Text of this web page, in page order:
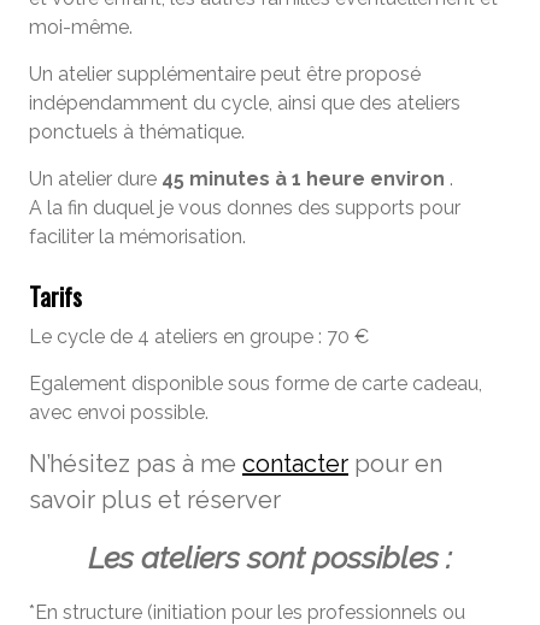
moi-même.
Un atelier supplémentaire peut être proposé
indépendamment du cycle, ainsi que des ateliers
ponctuels à thématique.
Un atelier dure 45 minutes à 1 heure environ .
A la fin duquel je vous donnes des supports pour
faciliter la mémorisation.
Tarifs
Le cycle de 4 ateliers en groupe : 70 €
Egalement disponible sous forme de carte cadeau,
avec envoi possible.
N’hésitez pas à me contacter pour en
savoir plus et réserver
Les ateliers sont possibles :
*En structure (initiation pour les professionnels ou